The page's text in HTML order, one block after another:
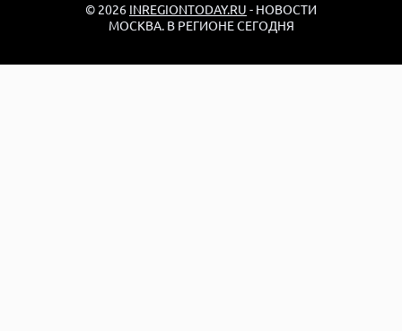
© 2026 INREGIONTODAY.RU - НОВОСТИ
МОСКВА. В РЕГИОНЕ СЕГОДНЯ